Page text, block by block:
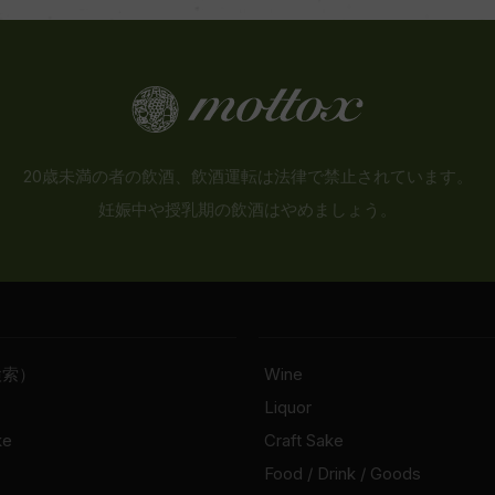
20歳未満の者の飲酒、飲酒運転は法律で禁止されています。
妊娠中や授乳期の飲酒はやめましょう。
）
Wine
Liquor
Craft Sake
Food / Drink / Goods